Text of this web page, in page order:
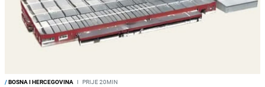
/BOSNA I HERCEGOVINA I PRIJE 20MIN